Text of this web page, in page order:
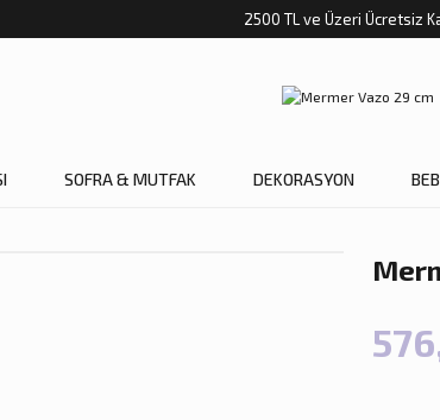
2500 TL ve Üzeri Ücretsiz
SOFRA & MUTFAK DEKORASYON